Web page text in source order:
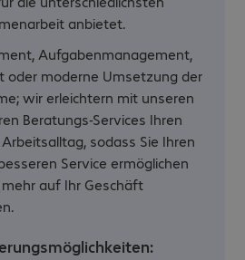
anbietet.
Aufgabenmanagement,
oder moderne Umsetzung der
wir erleichtern mit unseren
Beratungs-Services Ihren
sodass Sie Ihren
Service ermöglichen
auf Ihr Geschäft